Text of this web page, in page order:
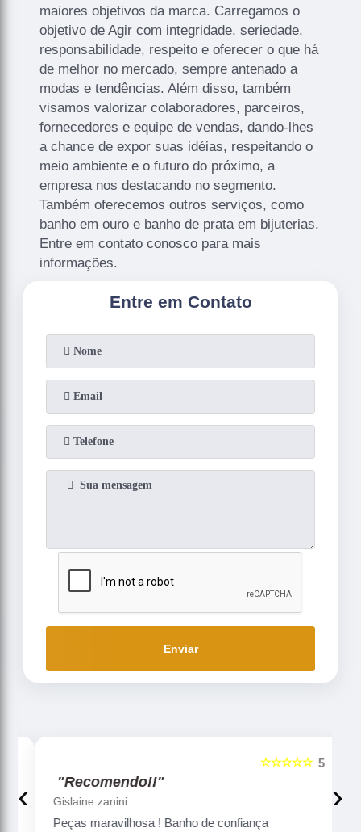
maiores objetivos da marca. Carregamos o
objetivo de Agir com integridade, seriedade,
responsabilidade, respeito e oferecer o que há
de melhor no mercado, sempre antenado a
modas e tendências. Além disso, também
visamos valorizar colaboradores, parceiros,
fornecedores e equipe de vendas, dando-lhes
a chance de expor suas idéias, respeitando o
meio ambiente e o futuro do próximo, a
empresa nos destacando no segmento.
Também oferecemos outros serviços, como
banho em ouro e banho de prata em bijuterias.
Entre em contato conosco para mais
informações.
Entre em Contato
Enviar
5
☆☆☆☆☆
"Recomendo!!"
Gislaine zanini
Peças maravilhosa ! Banho de confiança
‹ ›